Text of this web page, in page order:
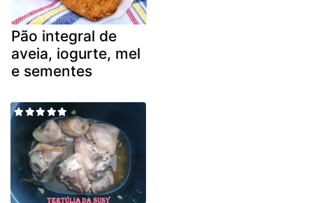
Pão integral de
aveia, iogurte, mel
e sementes